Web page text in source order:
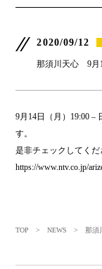
2020/09/12
那須川天心 9月
9月14日（月）19:00 –
す。
是非チェックしてくだ
https://www.ntv.co.jp/
TOP
>NEWS > 那須川